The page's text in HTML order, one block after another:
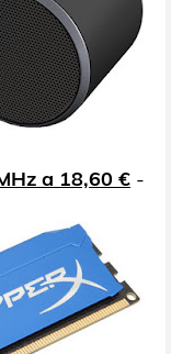
a 18,60 € -